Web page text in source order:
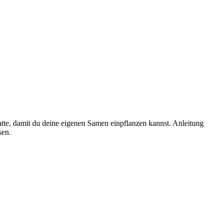
damit du deine eigenen Samen einpflanzen kannst. Anleitung